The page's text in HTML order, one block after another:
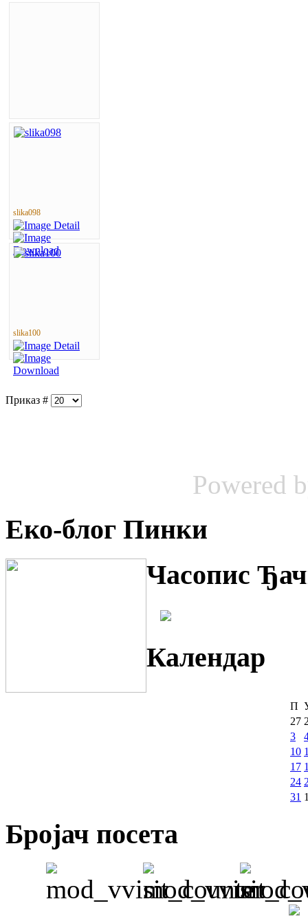
slika098
slika100
Приказ #
Powered
Еко-блог Пинки
Часопис
Календар
П
27
3
10
17
24
31
Бројач посета